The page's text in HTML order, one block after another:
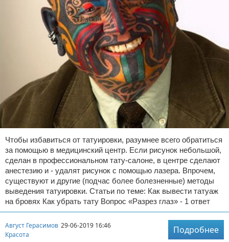
Чтобы избавиться от татуировки, разумнее всего обратиться
за помощью в медицинский центр. Если рисунок небольшой,
сделан в профессиональном тату-салоне, в центре сделают
анестезию и - удалят рисунок с помощью лазера. Впрочем,
существуют и другие (подчас более болезненные) методы
выведения татуировки. Статьи по теме: Как вывести татуаж
на бровях Как убрать тату Вопрос «Разрез глаз» - 1 ответ
Август Герасимов 29-06-2019 16:46
Красота
Подробнее